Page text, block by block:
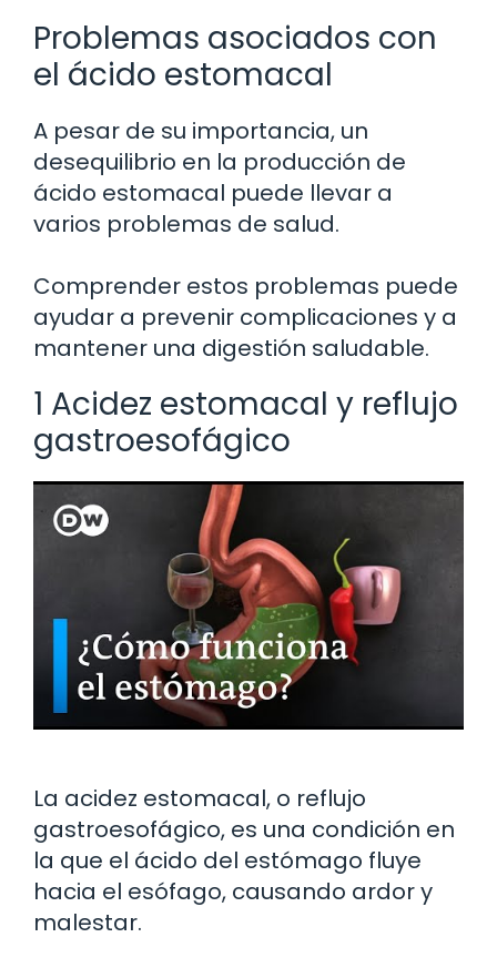
Problemas asociados con
el ácido estomacal
A pesar de su importancia, un
desequilibrio en la producción de
ácido estomacal puede llevar a
varios problemas de salud.
Comprender estos problemas puede
ayudar a prevenir complicaciones y a
mantener una digestión saludable.
1 Acidez estomacal y reflujo
gastroesofágico
La acidez estomacal, o reflujo
gastroesofágico, es una condición en
la que el ácido del estómago fluye
hacia el esófago, causando ardor y
malestar.